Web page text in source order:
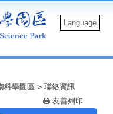
Language
科學園區 >聯絡資訊
友善列印